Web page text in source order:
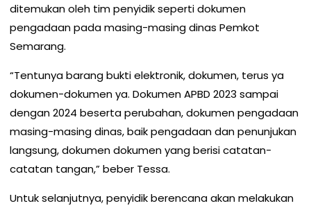
ditemukan oleh tim penyidik seperti dokumen
pengadaan pada masing-masing dinas Pemkot
Semarang.
“Tentunya barang bukti elektronik, dokumen, terus ya
dokumen-dokumen ya. Dokumen APBD 2023 sampai
dengan 2024 beserta perubahan, dokumen pengadaan
masing-masing dinas, baik pengadaan dan penunjukan
langsung, dokumen dokumen yang berisi catatan-
catatan tangan,” beber Tessa.
Untuk selanjutnya, penyidik berencana akan melakukan